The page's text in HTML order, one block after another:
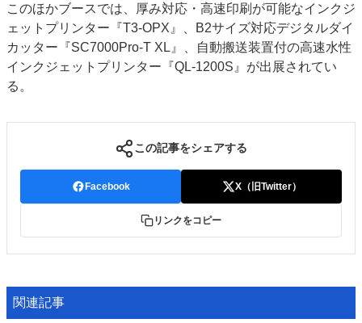
このほかブースでは、厚み対応・高速印刷が可能なインクジ
ェットプリンター『T3-OPX』、B2サイズ対応デジタルダイ
カッター『SC7000Pro-T XL』、自動搬送装置付の高速水性
インクジェットプリンター『QL-1200S』が出展されてい
る。
この記事をシェアする
Facebook X（旧Twitter）
リンクをコピー
関連記事